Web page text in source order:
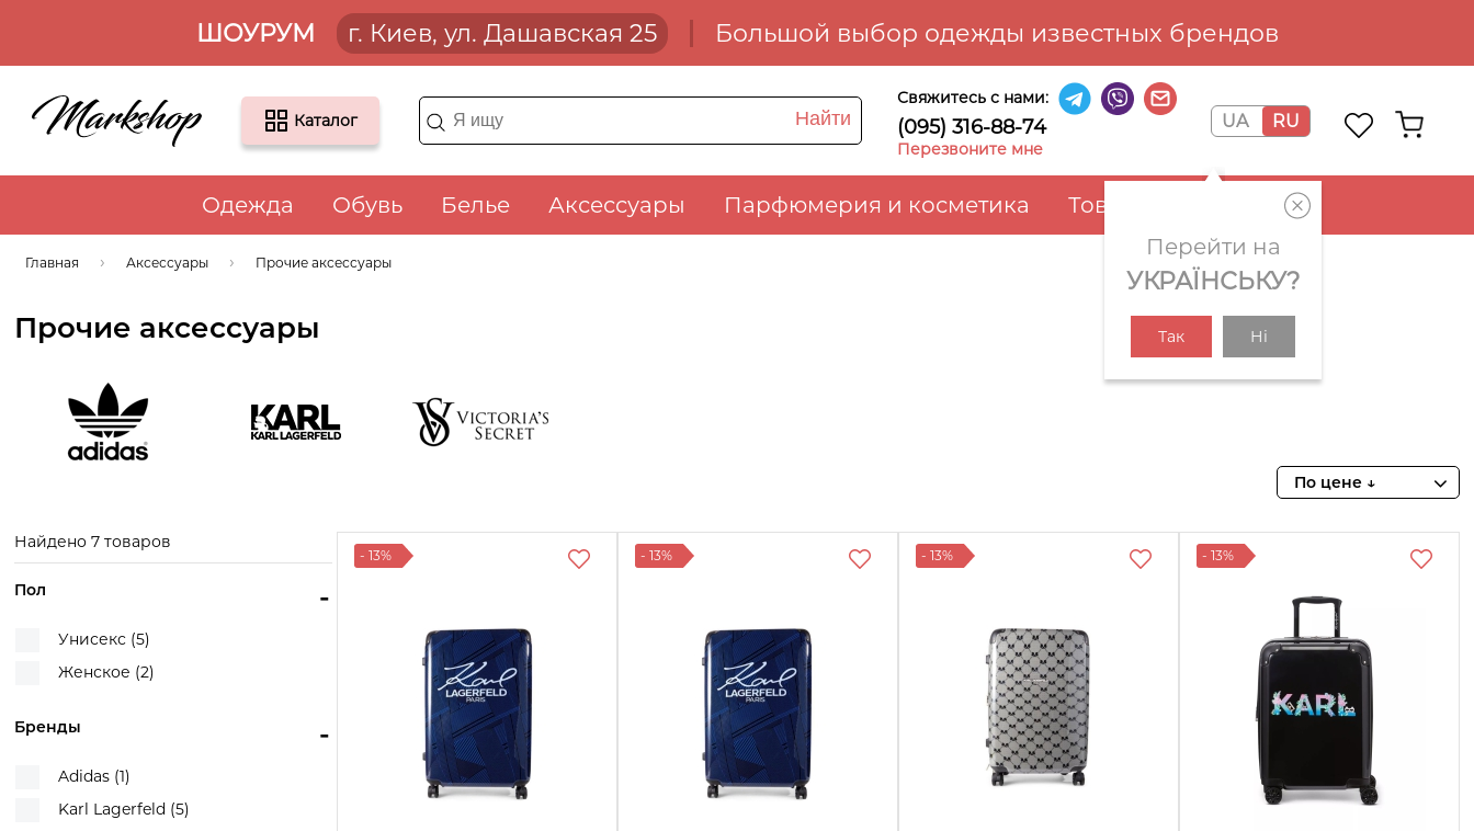
ШОУРУМ г. Киев, ул. Дашавская 25 Большой выбор одежды известных брендов
Каталог Найти
Свяжитесь с нами:
(095) 316-88-74
Перезвоните мне
UA RU
Перейти на
УКРАЇНСЬКУ?
Так Ні
Одежда Обувь Белье Аксессуары Парфюмерия и косметика Товары для дома
Главная Аксессуары Прочие аксессуары
Прочие аксессуары
По цене ↓
Найдено 7 товаров
-
Пол
Унисекс (5)
Женское (2)
-
Бренды
Adidas (1)
Karl Lagerfeld (5)
- 13% - 13% - 13% - 13%